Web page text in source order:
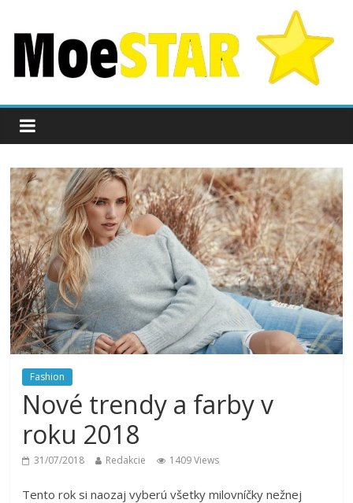
Fashion
Nové trendy a farby v
roku 2018
31/07/2018 Redakcie 1409 Views
Tento rok si naozaj vyberú všetky milovníčky nežnej